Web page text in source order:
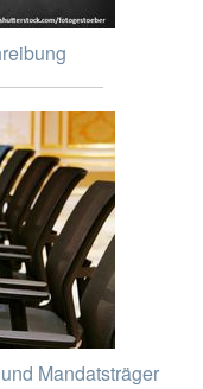
Mandatsträger